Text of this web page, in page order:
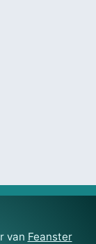
van Feanster